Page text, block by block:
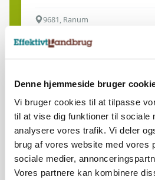
Denne hjemmeside bruger
Vi bruger cookies til at tilpasse
til at vise dig funktioner til sociale
analysere vores trafik. Vi deler
brug af vores website med vores
sociale medier,
Vores partnere kan kombinere
9681, Ranum
Kalvepasser til ejendom
Kalve
6392, Bolderslev
Leder til klimastald